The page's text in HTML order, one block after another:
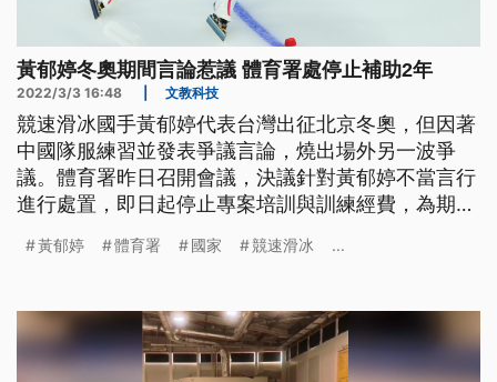
黃郁婷冬奧期間言論惹議 體育署處停止補助2年
2022/3/3 16:48 文教科技
競速滑冰國手黃郁婷代表台灣出征北京冬奧，但因著
中國隊服練習並發表爭議言論，燒出場外另一波爭
議。體育署昨日召開會議，決議針對黃郁婷不當言行
進行處置，即日起停止專案培訓與訓練經費，為期2
黃郁婷 體育署 國家 競速滑冰 ...